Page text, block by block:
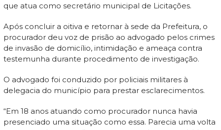
que atua como secretário municipal de Licitações.
Após concluir a oitiva e retornar à sede da Prefeitura, o
procurador deu voz de prisão ao advogado pelos crimes
de invasão de domicílio, intimidação e ameaça contra
testemunha durante procedimento de investigação.
O advogado foi conduzido por policiais militares à
delegacia do município para prestar esclarecimentos.
“Em 18 anos atuando como procurador nunca havia
presenciado uma situação como essa. Parecia uma volta